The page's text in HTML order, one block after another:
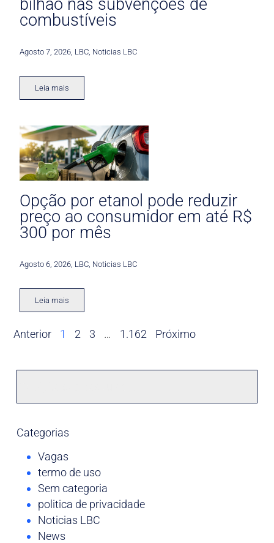
bilhão nas subvenções de
combustíveis
Agosto 7, 2026 LBC Noticias LBC
Leia mais
Opção por etanol pode reduzir
preço ao consumidor em até R$
300 por mês
Agosto 6, 2026 LBC Noticias LBC
Leia mais
Anterior 1 2 3 … 1.162 Próximo
Categorias
Vagas
termo de uso
Sem categoria
politica de privacidade
Noticias LBC
News